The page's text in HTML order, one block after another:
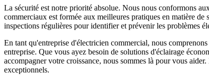
La sécurité est notre priorité absolue. Nous nous conformons
commerciaux est formée aux meilleures pratiques en matière
inspections régulières pour identifier et prévenir les problèmes
En tant qu'entreprise d'électricien commercial, nous
entreprise. Que vous ayez besoin de solutions d'éclairage
accompagner votre croissance, nous sommes là pour vous
exceptionnels.